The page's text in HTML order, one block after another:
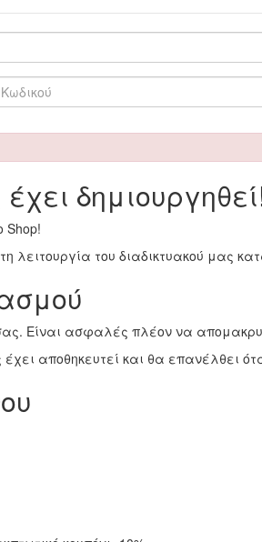
Shop!
λειτουργία του διαδικτυακού μας
Είναι ασφαλές πλέον να
αποθηκευτεί και θα επανέλθει